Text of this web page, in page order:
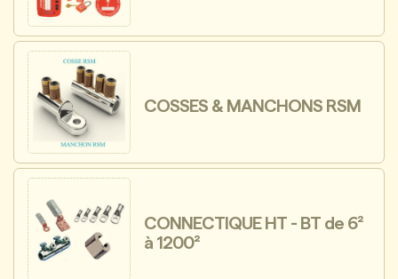
COSSES & MANCHONS RSM
CONNECTIQUE HT - BT de 6²
à 1200²